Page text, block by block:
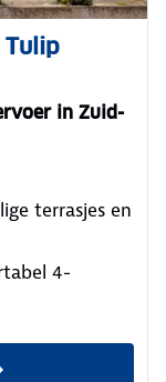
Tulip
in Zuid-
terrasjes en
4-